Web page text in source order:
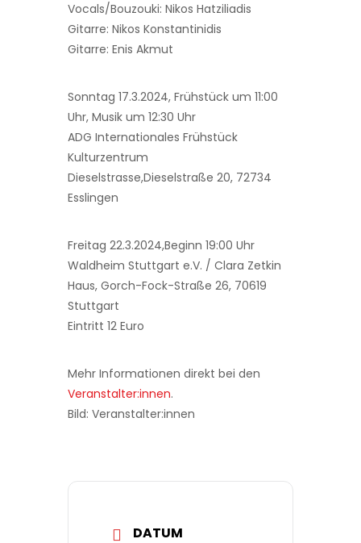
Vocals/Bouzouki: Nikos Hatziliadis
Gitarre: Nikos Konstantinidis
Gitarre: Enis Akmut
Sonntag 17.3.2024, Frühstück um 11:00
Uhr, Musik um 12:30 Uhr
ADG Internationales Frühstück
Kulturzentrum
Dieselstrasse,Dieselstraße 20, 72734
Esslingen
Freitag 22.3.2024,Beginn 19:00 Uhr
Waldheim Stuttgart e.V. / Clara Zetkin
Haus, Gorch-Fock-Straße 26, 70619
Stuttgart
Eintritt 12 Euro
Mehr Informationen direkt bei den
Veranstalter:innen.
Bild: Veranstalter:innen
DATUM